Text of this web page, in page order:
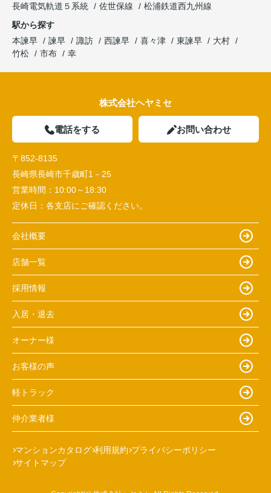
長崎電気軌道５系統
佐世保線
松浦鉄道西九州線
駅から探す
本諫早
諫早 諏訪 西諫早 喜々津 東諫早
大村
竹松
市布 幸
株式会社ヘヤミセ
電話をする お問い合わせ
〒852-8135
長崎県長崎市千歳町1－25
営業時間： 10:00～18:30
定休日： 各支店にご確認ください。
会社概要
店舗一覧
採用情報
入居・退去
オーナー様
お客様の声
軽トラック
仲介業者様
マンションカタログ 利用規約 プライバシーポリシー
サイトマップ